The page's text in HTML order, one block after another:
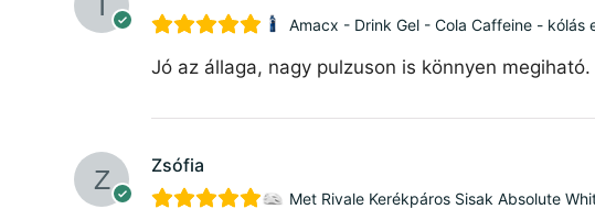
Amacx - Drink Gel - Cola Caffeine - kólás
Jó az állaga, nagy pulzuson is könnyen
Zsófia
Met Rivale Kerékpáros Sisak Absolute